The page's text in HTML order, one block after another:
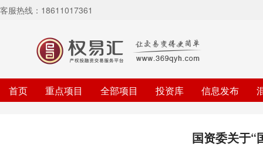
客服热线：18611017361
首页 重点项目 全部项目 投资库 信息发布
国资委关于“